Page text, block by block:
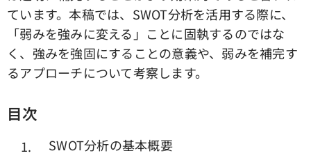
ています。本稿では、SWOT分析を活用する際に、
「弱みを強みに変える」ことに固執するのではな
く、強みを強固にすることの意義や、弱みを補完す
るアプローチについて考察します。
目次
SWOT分析の基本概要